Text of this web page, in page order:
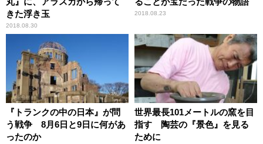
きた浮き玉
2018.08.30
2018.08.23
『トランクの中の日本』が問
う戦争 8月6日と9日に何があ
ったのか
世界最長101メートルの窯を目
指す 陶芸の『景色』を見る
ために